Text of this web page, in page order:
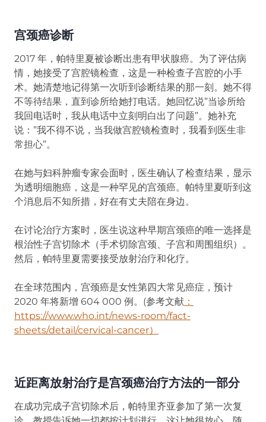
宫颈癌诊断
2017 年，帕特里夏被诊断出患有甲状腺癌。为了评估病
情，她接受了宫腔镜检查，这是一种检查子宫腔的小手
术。她清楚地记得第一次听到诊断结果的那一刻。她不得
不等待结果，直到诊所给她打电话。她回忆说”当诊所给
我回电话时，我从电话中立刻明白出了问题”。她补充
说：”我不得不说，当我做宫腔镜检查时，我看到医生非
常担心”。
在她与妇科肿瘤专家会面时，医生确认了检查结果，显示
为透明细胞癌，这是一种罕见的宫颈癌。帕特里夏听到这
个消息后不知所措，好在有丈夫陪在身边。
在讨论治疗方案时，医生说这种早期宫颈癌的唯一选择是
根治性子宫切除术（手术切除宫颈、子宫和周围组织）。
然后，帕特里夏需要接受放射治疗和化疗。
在全球范围内，宫颈癌是女性第四大常见癌症，预计
2020 年将新增 604 000 例。(参考文献 ：
https://www.who.int/news-room/fact-
sheets/detail/cervical-cancer）
近距离放射治疗是宫颈癌治疗方法的一部分
在成功完成子宫切除术后，帕特里齐亚参加了第一次复